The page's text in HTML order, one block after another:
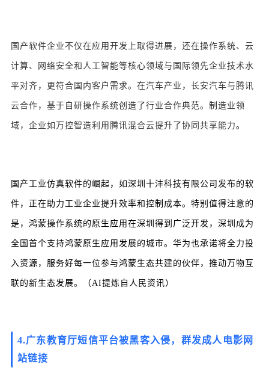
国产软件企业不仅在应用开发上取得进展，还在操作系统、云
计算、网络安全和人工智能等核心领域与国际领先企业技术水
平对齐，更符合国内客户需求。在汽车产业，长安汽车与腾讯
云合作，基于自研操作系统创造了行业合作典范。制造业领
域，企业如万控智造利用腾讯混合云提升了协同共享能力。
国产工业仿真软件的崛起，如深圳十沣科技有限公司发布的软
件，正在助力工业企业提升效率和控制成本。特别值得注意的
是，鸿蒙操作系统的原生应用在深圳得到广泛开发，深圳成为
全国首个支持鸿蒙原生应用发展的城市。华为也承诺将全力投
入资源，服务好每一位参与鸿蒙生态共建的伙伴，推动万物互
联的新生态发展。（AI提炼自人民资讯）
4.广东教育厅短信平台被黑客入侵，群发成人电影网
站链接